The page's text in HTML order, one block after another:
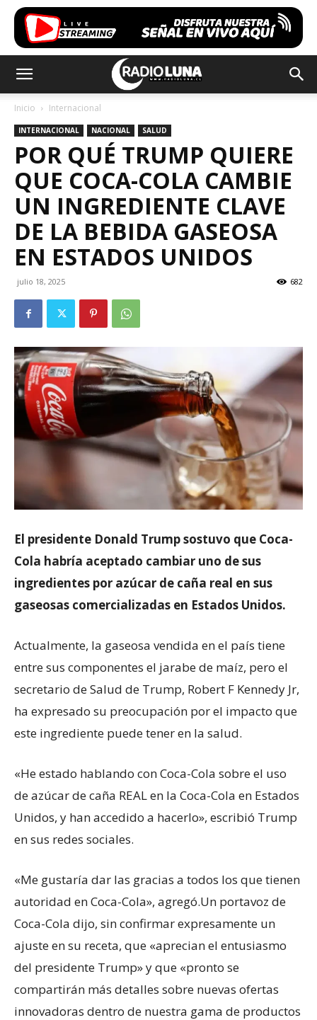
Inicio Internacional
INTERNACIONAL NACIONAL SALUD
POR QUÉ TRUMP QUIERE
QUE COCA-COLA CAMBIE
UN INGREDIENTE CLAVE
DE LA BEBIDA GASEOSA
EN ESTADOS UNIDOS
julio 18, 2025 682
El presidente Donald Trump sostuvo que Coca-
Cola habría aceptado cambiar uno de sus
ingredientes por azúcar de caña real en sus
gaseosas comercializadas en Estados Unidos.
Actualmente, la gaseosa vendida en el país tiene
entre sus componentes el jarabe de maíz, pero el
secretario de Salud de Trump, Robert F Kennedy Jr,
ha expresado su preocupación por el impacto que
este ingrediente puede tener en la salud.
«He estado hablando con Coca-Cola sobre el uso
de azúcar de caña REAL en la Coca-Cola en Estados
Unidos, y han accedido a hacerlo», escribió Trump
en sus redes sociales.
«Me gustaría dar las gracias a todos los que tienen
autoridad en Coca-Cola», agregó.Un portavoz de
Coca-Cola dijo, sin confirmar expresamente un
ajuste en su receta, que «aprecian el entusiasmo
del presidente Trump» y que «pronto se
compartirán más detalles sobre nuevas ofertas
innovadoras dentro de nuestra gama de productos